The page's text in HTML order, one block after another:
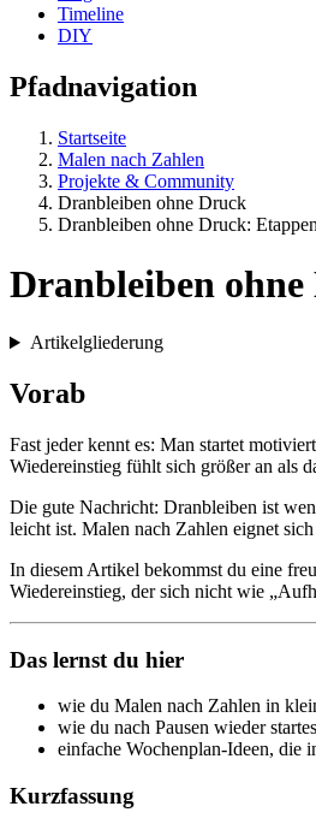
Timeline
DIY
Pfadnavigation
Startseite
Malen nach Zahlen
Projekte & Community
Dranbleiben ohne Druck
Dranbleiben ohne Druck:
Dranbleiben
Artikelgliederung
Vorab
Fast jeder kennt es: Man startet
Wiedereinstieg fühlt sich größer an als
Die gute Nachricht: Dranbleiben ist
leicht ist. Malen nach Zahlen eignet
In diesem Artikel bekommst du eine
Wiedereinstieg, der sich nicht wie
Das lernst du hier
wie du Malen nach Zahlen in
wie du nach Pausen wieder
einfache Wochenplan-Ideen, die
Kurzfassung